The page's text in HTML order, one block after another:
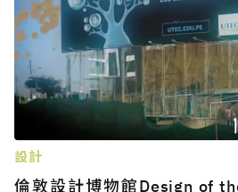
設計
倫敦設計博物館Design of